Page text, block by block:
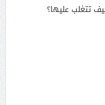
تتغلب عليها؟